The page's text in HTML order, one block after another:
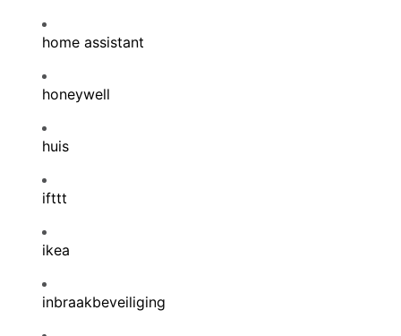
home assistant
honeywell
huis
ifttt
ikea
inbraakbeveiliging